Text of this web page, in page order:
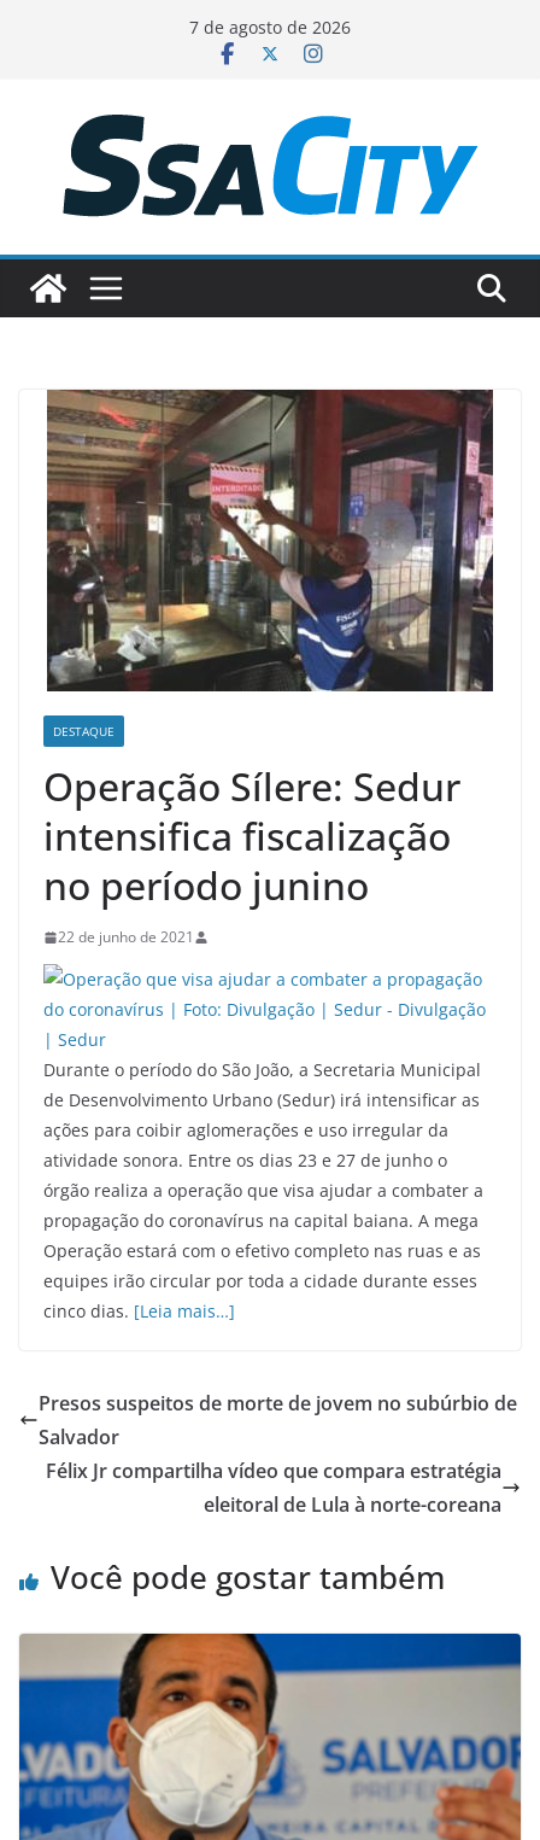
conteúdo
7 de agosto de 2026
DESTAQUE
Operação Sílere: Sedur
intensifica fiscalização
no período junino
22 de junho de 2021
Durante o período do São João, a Secretaria Municipal
de Desenvolvimento Urbano (Sedur) irá intensificar as
ações para coibir aglomerações e uso irregular da
atividade sonora. Entre os dias 23 e 27 de junho o
órgão realiza a operação que visa ajudar a combater a
propagação do coronavírus na capital baiana. A mega
Operação estará com o efetivo completo nas ruas e as
equipes irão circular por toda a cidade durante esses
cinco dias. [Leia mais…]
Presos suspeitos de morte de jovem no subúrbio de
Salvador
Félix Jr compartilha vídeo que compara estratégia
eleitoral de Lula à norte-coreana
Você pode gostar também